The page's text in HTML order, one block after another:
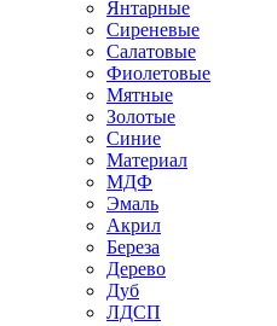
Янтарные
Сиреневые
Салатовые
Фиолетовые
Мятные
Золотые
Синие
Материал
МДФ
Эмаль
Акрил
Береза
Дерево
Дуб
ЛДСП